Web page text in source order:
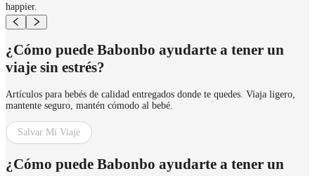
happier.
¿Cómo puede Babonbo ayudarte a tener un
viaje sin estrés?
Artículos para bebés de calidad entregados donde te quedes. Viaja ligero,
mantente seguro, mantén cómodo al bebé.
Salvar Mi Viaje
¿Cómo puede Babonbo ayudarte a tener un